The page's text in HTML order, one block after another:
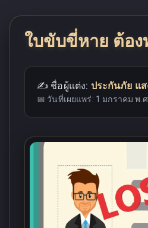
ใบขับขี่หาย ต้อง
✍️ ชื่อผู้แต่ง: ประกันภัย แ
📅 วันที่เผยแพร่: 1 มกราคม พ.